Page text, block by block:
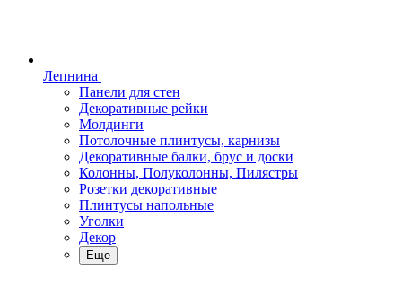
Лепнина
Панели для стен
Декоративные рейки
Молдинги
Потолочные плинтусы, карнизы
Декоративные балки, брус и доски
Колонны, Полуколонны, Пилястры
Розетки декоративные
Плинтусы напольные
Уголки
Декор
Еще